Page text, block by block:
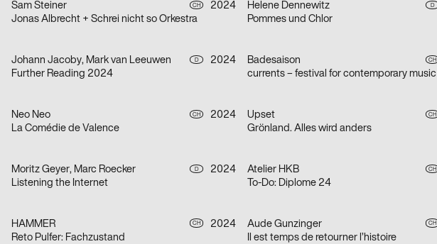
Sam Steiner CH
2024
Jonas Albrecht + Schrei nicht so Orkestra
Helene Dennewitz D
Pommes und Chlor
Johann Jacoby, Mark van Leeuwen D
2024
Further Reading 2024
Badesaison CH
currents – festival for contemporary music
Neo Neo CH
2024
La Comédie de Valence
Upset CH
Grönland. Alles wird anders
Moritz Geyer, Marc Roecker D
2024
Listening the Internet
Atelier HKB CH
To-Do: Diplome 24
HAMMER CH
2024
Reto Pulfer: Fachzustand
Aude Gunzinger CH
Il est temps de retourner l’histoire